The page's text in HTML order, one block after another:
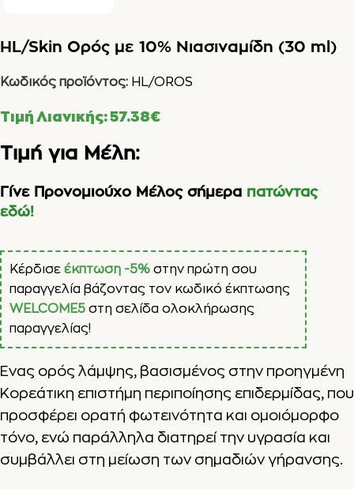
HL/Skin Ορός με 10% Νιασιναμίδη (30 ml)
Κωδικός προϊόντος: HL/OROS
Τιμή Λιανικής:57.38€
Τιμή για Μέλη:
Γίνε Προνομιούχο Μέλος σήμερα πατώντας
εδώ!
Κέρδισε έκπτωση -5% στην πρώτη σου
παραγγελία βάζοντας τον κωδικό έκπτωσης
WELCOME5 στη σελίδα ολοκλήρωσης
παραγγελίας!
Ένας ορός λάμψης, βασισμένος στην προηγμένη
Κορεάτικη επιστήμη περιποίησης επιδερμίδας, που
προσφέρει ορατή φωτεινότητα και ομοιόμορφο
τόνο, ενώ παράλληλα διατηρεί την υγρασία και
συμβάλλει στη μείωση των σημαδιών γήρανσης.